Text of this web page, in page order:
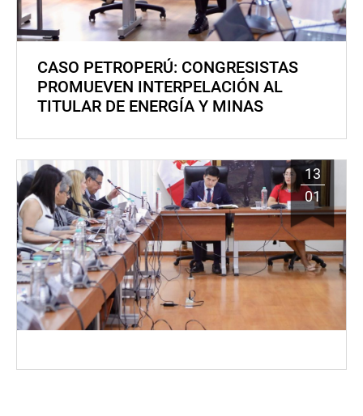
CASO PETROPERÚ: CONGRESISTAS
PROMUEVEN INTERPELACIÓN AL
TITULAR DE ENERGÍA Y MINAS
13
01